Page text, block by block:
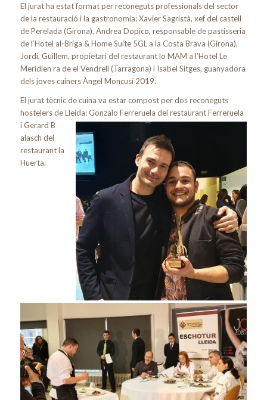
El jurat ha estat format per reconeguts professionals del sector
de la restauració i la gastronomia: Xavier Sagristà, xef del castell
de Perelada (Girona), Andrea Dopico, responsable de pastisseria
de l’Hotel al-Briga & Home Suite 5GL a la Costa Brava (Girona),
Jordi, Guillem, propietari del restaurant lo MAM a l’Hotel Le
Meridien ra de el Vendrell (Tarragona) i Isabel Sitges, guanyadora
dels joves cuiners Àngel Moncusí 2019.
El jurat tècnic de cuina va estar compost per dos reconeguts
hostelers de Lleida: Gonzalo Ferreruela del restaurant Ferreruela
i Gerard B
alasch del
restaurant la
Huerta.